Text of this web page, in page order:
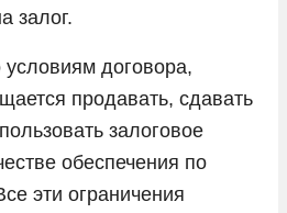
залог.
условиям договора,
продавать, сдавать
залоговое
обеспечения по
эти ограничения